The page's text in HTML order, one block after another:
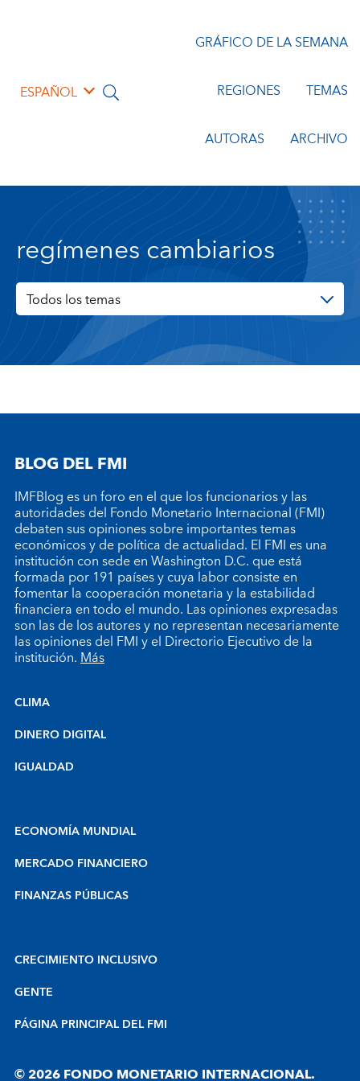
ESPAÑOL
GRÁFICO DE LA SEMANA
REGIONES TEMAS
AUTORAS ARCHIVO
regímenes cambiarios
Todos los temas
BLOG DEL FMI
IMFBlog es un foro en el que los funcionarios y las
autoridades del Fondo Monetario Internacional (FMI)
debaten sus opiniones sobre importantes temas
económicos y de política de actualidad. El FMI es una
institución con sede en Washington D.C. que está
formada por 191 países y cuya labor consiste en
fomentar la cooperación monetaria y la estabilidad
financiera en todo el mundo. Las opiniones expresadas
son las de los autores y no representan necesariamente
las opiniones del FMI y el Directorio Ejecutivo de la
institución.Más
CLIMA
DINERO DIGITAL
IGUALDAD
ECONOMÍA MUNDIAL
MERCADO FINANCIERO
FINANZAS PÚBLICAS
CRECIMIENTO INCLUSIVO
GENTE
PÁGINA PRINCIPAL DEL FMI
© 2026 FONDO MONETARIO INTERNACIONAL.